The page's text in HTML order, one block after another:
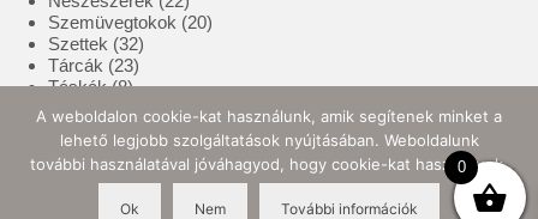
termék
Szemüvegtokok 2020
Szettek 3232
termék
Tárcák 2323
termék
Táskák 88
termék
Tolltartók
termék
Tote bag
3
termék
Zsebkendő tartók 1010
termék
0
A weboldalon cookie-kat használunk, amik segítenek minket a
lehető legjobb szolgáltatások nyújtásában. Weboldalunk
további használatával jóváhagyod, hogy cookie-kat használjunk.
Ok Nem További információk